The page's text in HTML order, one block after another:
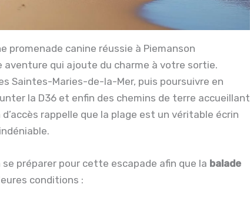
promenade canine réussie à Piemanson
aventure qui ajoute du charme à votre sortie.
Saintes-Maries-de-la-Mer, puis poursuivre en
la D36 et enfin des chemins de terre accueillant
rappelle que la plage est un véritable écrin
préparer pour cette escapade afin que la balade
conditions :